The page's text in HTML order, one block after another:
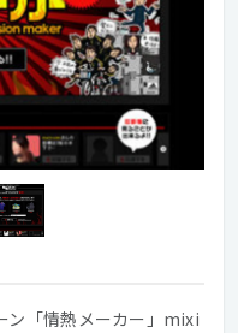
「情熱メーカー」mixi